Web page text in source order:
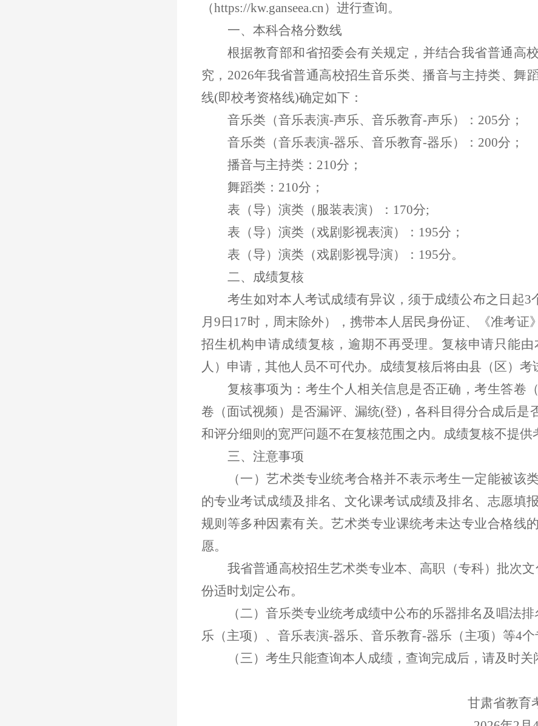
（https://kw.ganseea.cn）进行查询。
一、本科合格分数线
根据教育部和省招委会有关规定，并结合我省普通高
究， 2026年我省普通高校招生音乐类、播音与主持类、舞
线(即校考资格线)确定如下：
音乐类（音乐表演-声乐、音乐教育-声乐）：205分；
音乐类（音乐表演-器乐、音乐教育-器乐）：200分；
播音与主持类： 210分；
舞蹈类： 210分；
表（导）演类（服装表演）： 170分;
表（导）演类（戏剧影视表演）： 195分；
表（导）演类（戏剧影视导演）： 195分。
二、成绩复核
考生如对本人考试成绩有异议，须于成绩公布之日起3
月9日17时，周末除外），携带本人居民身份证、《准考证
招生机构申请成绩复核，逾期不再受理。复核申请只能
人）申请，其他人员不可代办。成绩复核后将由县（区）考
复核事项为：考生个人相关信息是否正确，考生答卷
卷（面试视频）是否漏评、漏统(登)，各科目得分合成后是
和评分细则的宽严问题不在复核范围之内。成绩复核不提供
三、注意事项
（一）艺术类专业统考合格并不表示考生一定能被该
的专业考试成绩及排名、文化课考试成绩及排名、志愿填
规则等多种因素有关。艺术类专业课统考未达专业合格线
愿。
我省普通高校招生艺术类专业本、高职（专科）批次
份适时划定公布。
（二）音乐类专业统考成绩中公布的乐器排名及唱法
乐（主项）、音乐表演-器乐、音乐教育-器乐（主项）等4个
（三）考生只能查询本人成绩，查询完成后，请及时
甘肃省教育考